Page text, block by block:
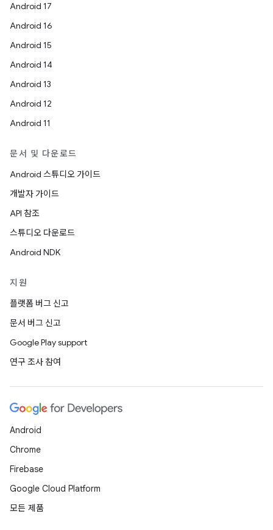
Android 17
Android 16
Android 15
Android 14
Android 13
Android 12
Android 11
문서 및 다운로드
Android 스튜디오 가이드
개발자 가이드
API 참조
스튜디오 다운로드
Android NDK
지원
플랫폼 버그 신고
문서 버그 신고
Google Play support
연구 조사 참여
Android
Chrome
Firebase
Google Cloud Platform
모든 제품